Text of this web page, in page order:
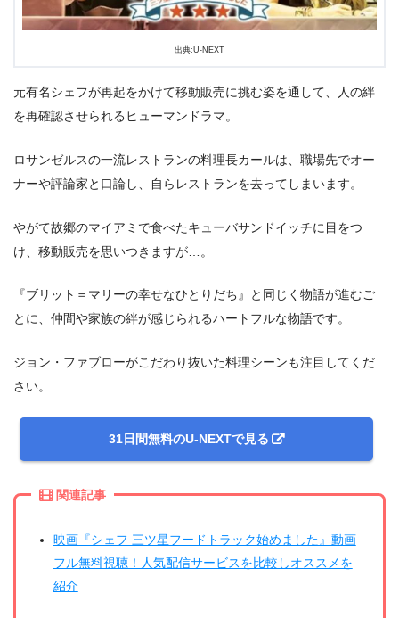
出典:U-NEXT
元有名シェフが再起をかけて移動販売に挑む姿を通して、人の絆
を再確認させられるヒューマンドラマ。
ロサンゼルスの一流レストランの料理長カールは、職場先でオー
ナーや評論家と口論し、自らレストランを去ってしまいます。
やがて故郷のマイアミで食べたキューバサンドイッチに目をつ
け、移動販売を思いつきますが…。
『ブリット＝マリーの幸せなひとりだち』と同じく物語が進むご
とに、仲間や家族の絆が感じられるハートフルな物語です。
ジョン・ファブローがこだわり抜いた料理シーンも注目してくだ
さい。
31日間無料のU-NEXTで見る
関連記事
映画『シェフ 三ツ星フードトラック始めました』動画
フル無料視聴！人気配信サービスを比較しオススメを
紹介